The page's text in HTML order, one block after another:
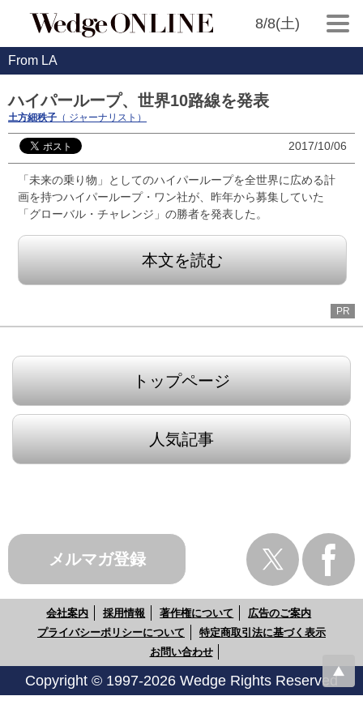
8/8(土)
From LA
ハイパーループ、世界10路線を発表
土方細秩子 （ ジャーナリスト）
2017/10/06
「未来の乗り物」としてのハイパーループを全世界に広める計
画を持つハイパーループ・ワン社が、昨年から募集していた
「グローバル・チャレンジ」の勝者を発表した。
本文を読む
PR
トップページ
人気記事
メルマガ登録
会社案内 採用情報 著作権について
広告のご案内
プライバシーポリシーについて
特定商取引法に基づく表示
お問い合わせ
Copyright © 1997-2026 Wedge Rights Reserved